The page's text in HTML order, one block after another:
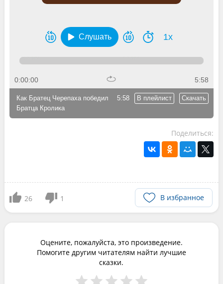
Слушать 1x
0:00:00 5:58
5:58 В плейлист Скачать
Как Братец Черепаха победил
Братца Кролика
Поделиться:
26 1 В избранное
Оцените, пожалуйста, это произведение.
Помогите другим читателям найти лучшие
сказки.